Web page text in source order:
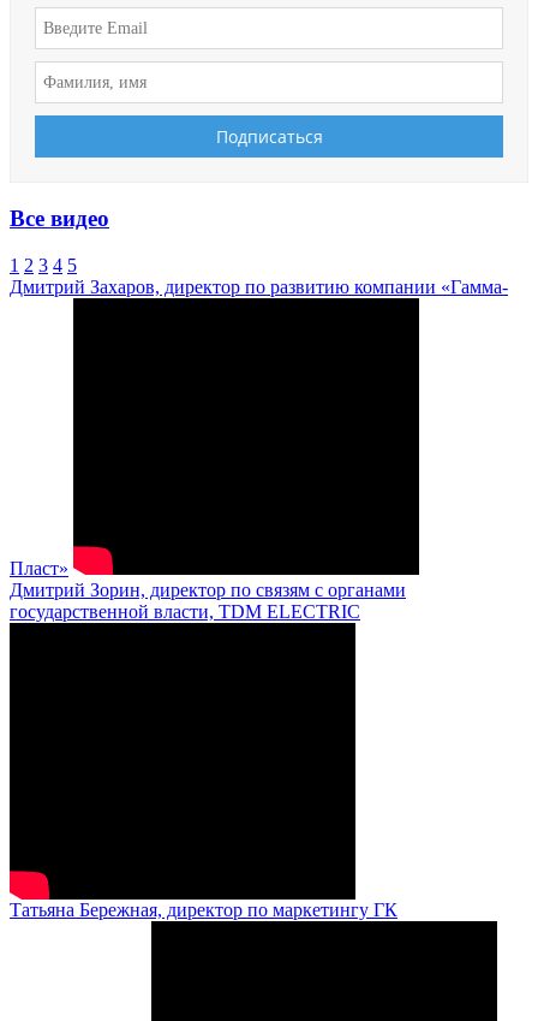
Все видео
1 2 3 4 5
Дмитрий Захаров, директор по развитию компании «Гамма-
Пласт»
Дмитрий Зорин, директор по связям с органами
государственной власти, TDM ELECTRIC
Татьяна Бережная, директор по маркетингу ГК